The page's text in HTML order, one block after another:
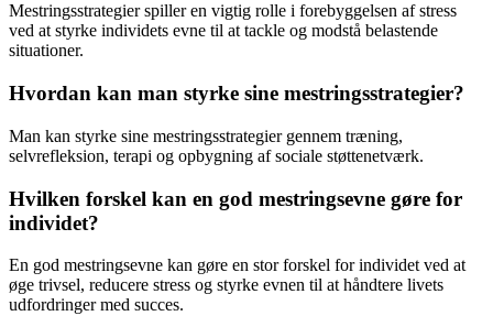
Mestringsstrategier spiller en vigtig rolle i forebyggelsen af stress
ved at styrke individets evne til at tackle og modstå belastende
situationer.
Hvordan kan man styrke sine mestringsstrategier?
Man kan styrke sine mestringsstrategier gennem træning,
selvrefleksion, terapi og opbygning af sociale støttenetværk.
Hvilken forskel kan en god mestringsevne gøre for
individet?
En god mestringsevne kan gøre en stor forskel for individet ved at
øge trivsel, reducere stress og styrke evnen til at håndtere livets
udfordringer med succes.